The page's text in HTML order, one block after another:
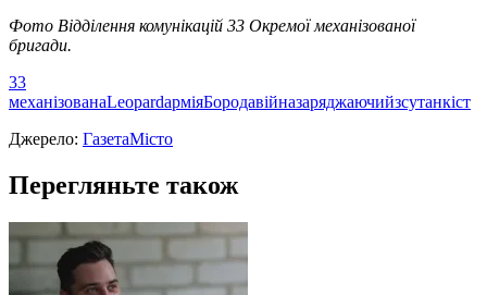
Фото Відділення комунікацій 33 Окремої механізованої
бригади.
33
механізованаLeopardарміяБородавійназаряджаючийзсутанкіст
Джерело: ГазетаМісто
Перегляньте також